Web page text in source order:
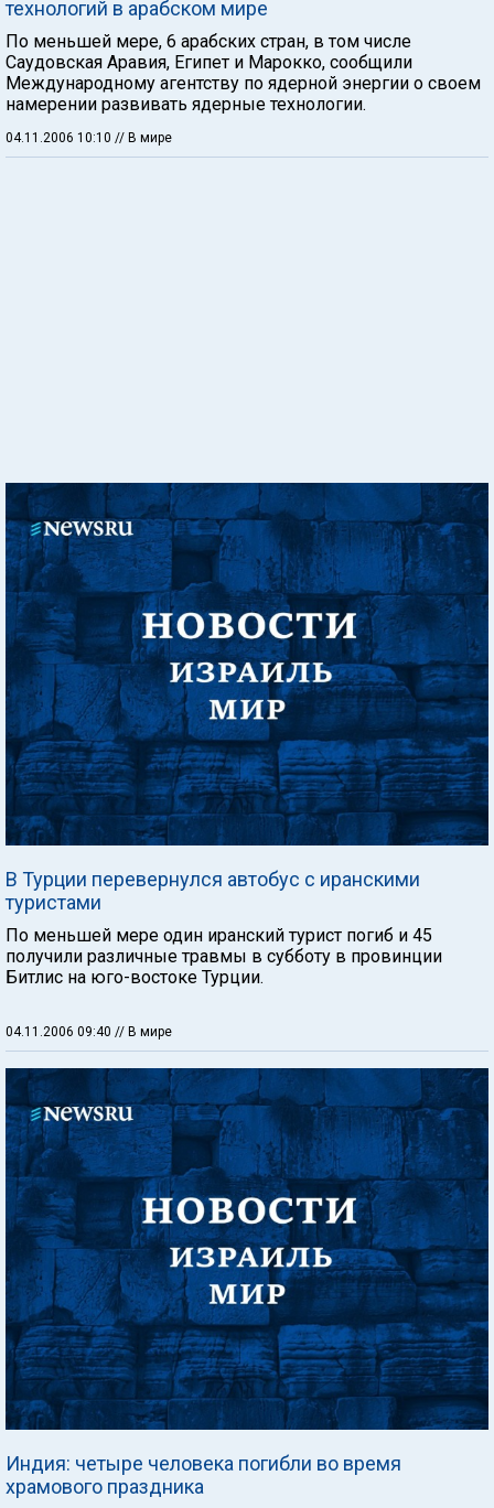
технологий в арабском мире
По меньшей мере, 6 арабских стран, в том числе
Саудовская Аравия, Египет и Марокко, сообщили
Международному агентству по ядерной энергии о своем
намерении развивать ядерные технологии.
04.11.2006 10:10 // В мире
В Турции перевернулся автобус с иранскими
туристами
По меньшей мере один иранский турист погиб и 45
получили различные травмы в субботу в провинции
Битлис на юго-востоке Турции.
04.11.2006 09:40 // В мире
Индия: четыре человека погибли во время
храмового праздника